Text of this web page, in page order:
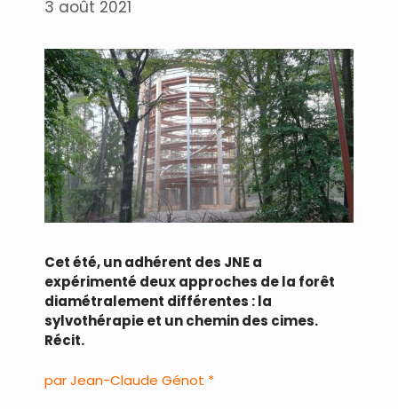
3 août 2021
Cet été, un adhérent des JNE a
expérimenté deux approches de la forêt
diamétralement différentes : la
sylvothérapie et un chemin des cimes.
Récit.
par Jean-Claude Génot *